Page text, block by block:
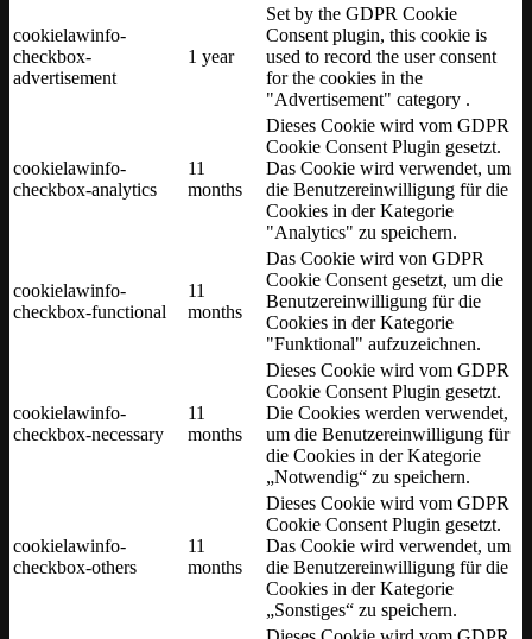
cookielawinfo-
checkbox-
advertisement
1 year
Set by the GDPR Cookie
Consent plugin, this cookie is
used to record the user consent
for the cookies in the
"Advertisement" category .
cookielawinfo-
checkbox-analytics
11
months
Dieses Cookie wird vom GDPR
Cookie Consent Plugin gesetzt.
Das Cookie wird verwendet, um
die Benutzereinwilligung für die
Cookies in der Kategorie
"Analytics" zu speichern.
cookielawinfo-
checkbox-functional
11
months
Das Cookie wird von GDPR
Cookie Consent gesetzt, um die
Benutzereinwilligung für die
Cookies in der Kategorie
"Funktional" aufzuzeichnen.
cookielawinfo-
checkbox-necessary
11
months
Dieses Cookie wird vom GDPR
Cookie Consent Plugin gesetzt.
Die Cookies werden verwendet,
um die Benutzereinwilligung für
die Cookies in der Kategorie
„Notwendig“ zu speichern.
cookielawinfo-
checkbox-others
11
months
Dieses Cookie wird vom GDPR
Cookie Consent Plugin gesetzt.
Das Cookie wird verwendet, um
die Benutzereinwilligung für die
Cookies in der Kategorie
„Sonstiges“ zu speichern.